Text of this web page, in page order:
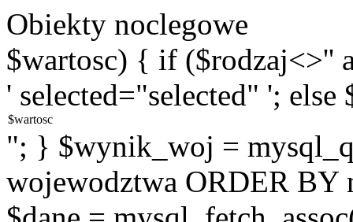
Obiekty noclegowe
$wartosc) { if ($rodzaj<>''
' selected="selected" ';
"; } $wynik_woj =
wojewodztwa ORDER